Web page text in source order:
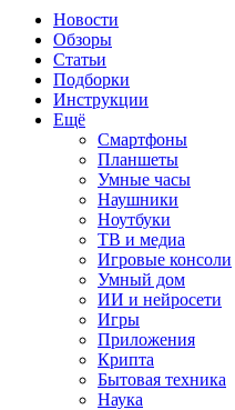
Новости
Обзоры
Статьи
Подборки
Инструкции
Ещё
Смартфоны
Планшеты
Умные часы
Наушники
Ноутбуки
ТВ и медиа
Игровые консоли
Умный дом
ИИ и нейросети
Игры
Приложения
Крипта
Бытовая техника
Наука